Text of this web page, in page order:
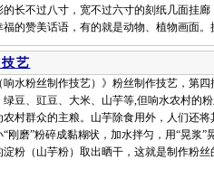
长不过八寸，宽不过六寸的刻纸几面挂
福的赞美话语，有的就是动物、植物画面
艺
粉丝制作技艺）》​​​​​​​粉丝制作技艺，第四
豆、豇豆、大米、山芋等,但响水农村的
村群众的主粮。山芋除食用外，人们还
刚磨”粉碎成黏糊状，加水拌匀，用“晃浆
粉（山芋粉）取出晒干，这就是制作粉